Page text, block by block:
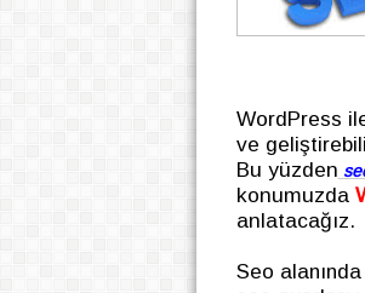
WordPress
ve
Bu yüzden
konumuzda
anlatacağız.
Seo